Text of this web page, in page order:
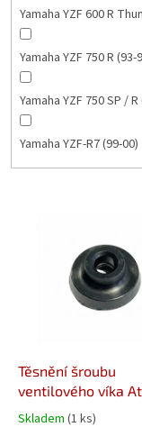
Yamaha YZF 600 R
Yamaha YZF 750 R (93-
Yamaha YZF 750 SP /
Yamaha YZF-R7 (99-00)
Těsnění šroubu
ventilového víka
S410485015025
Skladem (1 ks)